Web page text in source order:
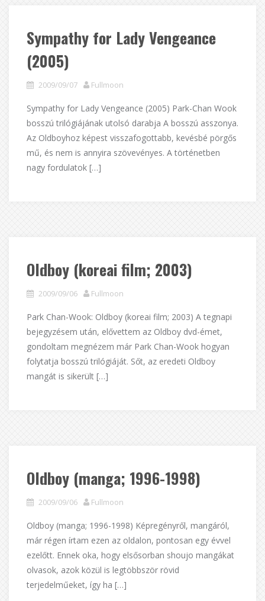
Sympathy for Lady Vengeance
(2005)
2009/09/07 Fullmoon
Sympathy for Lady Vengeance (2005) Park-Chan Wook
bosszú trilógiájának utolsó darabja A bosszú asszonya.
Az Oldboyhoz képest visszafogottabb, kevésbé pörgős
mű, és nem is annyira szövevényes. A történetben
nagy fordulatok […]
Oldboy (koreai film; 2003)
2009/09/06 Fullmoon
Park Chan-Wook: Oldboy (koreai film; 2003) A tegnapi
bejegyzésem után, elővettem az Oldboy dvd-émet,
gondoltam megnézem már Park Chan-Wook hogyan
folytatja bosszú trilógiáját. Sőt, az eredeti Oldboy
mangát is sikerült […]
Oldboy (manga; 1996-1998)
2009/09/06 Fullmoon
Oldboy (manga; 1996-1998) Képregényről, mangáról,
már régen írtam ezen az oldalon, pontosan egy évvel
ezelőtt. Ennek oka, hogy elsősorban shoujo mangákat
olvasok, azok közül is legtöbbször rövid
terjedelműeket, így ha […]